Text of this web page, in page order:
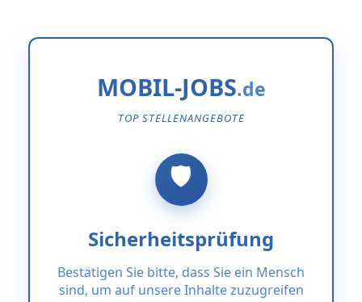
MOBIL-JOBS
TOP STELLENANGEBOTE
Sicherheitsprüfung
Bestätigen Sie bitte, dass Sie ein Mensch
sind, um auf unsere Inhalte zuzugreifen